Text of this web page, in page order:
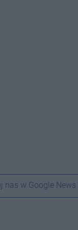
nas w Google News